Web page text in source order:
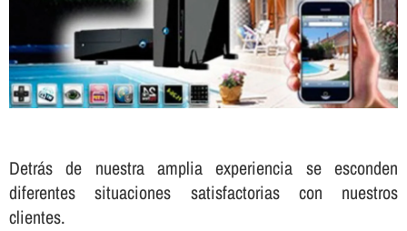
Detrás de nuestra amplia experiencia se esconden
diferentes situaciones satisfactorias con nuestros
clientes.